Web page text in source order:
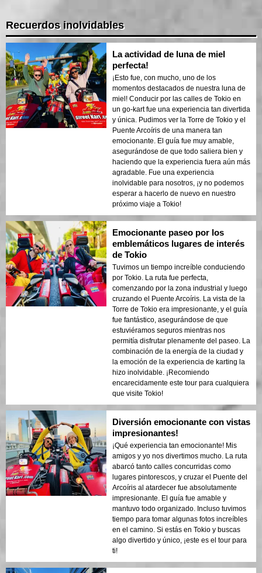
Recuerdos inolvidables
La actividad de luna de miel
perfecta!
¡Esto fue, con mucho, uno de los
momentos destacados de nuestra luna de
miel! Conducir por las calles de Tokio en
un go-kart fue una experiencia tan divertida
y única. Pudimos ver la Torre de Tokio y el
Puente Arcoíris de una manera tan
emocionante. El guía fue muy amable,
asegurándose de que todo saliera bien y
haciendo que la experiencia fuera aún más
agradable. Fue una experiencia
inolvidable para nosotros, ¡y no podemos
esperar a hacerlo de nuevo en nuestro
próximo viaje a Tokio!
Emocionante paseo por los
emblemáticos lugares de interés
de Tokio
Tuvimos un tiempo increíble conduciendo
por Tokio. La ruta fue perfecta,
comenzando por la zona industrial y luego
cruzando el Puente Arcoíris. La vista de la
Torre de Tokio era impresionante, y el guía
fue fantástico, asegurándose de que
estuviéramos seguros mientras nos
permitía disfrutar plenamente del paseo. La
combinación de la energía de la ciudad y
la emoción de la experiencia de karting la
hizo inolvidable. ¡Recomiendo
encarecidamente este tour para cualquiera
que visite Tokio!
Diversión emocionante con vistas
impresionantes!
¡Qué experiencia tan emocionante! Mis
amigos y yo nos divertimos mucho. La ruta
abarcó tanto calles concurridas como
lugares pintorescos, y cruzar el Puente del
Arcoíris al atardecer fue absolutamente
impresionante. El guía fue amable y
mantuvo todo organizado. Incluso tuvimos
tiempo para tomar algunas fotos increíbles
en el camino. Si estás en Tokio y buscas
algo divertido y único, ¡este es el tour para
ti!